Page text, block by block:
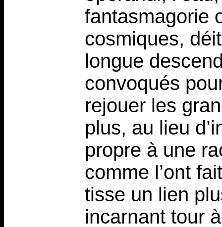
fantasmagorie
cosmiques,
longue
convoqués
rejouer les
plus, au lieu
propre à une
comme l’ont
tisse un lien
incarnant tour